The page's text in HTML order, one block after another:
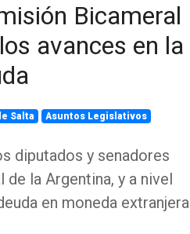
Bicameral
avances en la
Salta
Asuntos Legislativos
diputados y senadores
la Argentina, y a nivel
en moneda extranjera